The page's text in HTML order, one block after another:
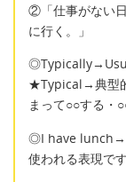
②「仕事がない
に行く。」
★Typical→典型
まって○○する・
◎I have
使われる表現です